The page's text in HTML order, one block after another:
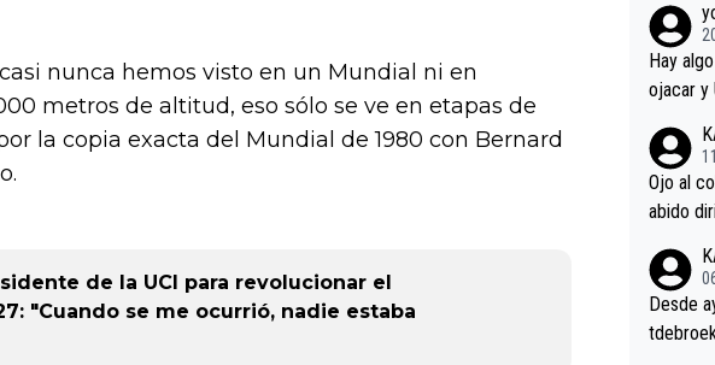
nunca hemos visto en un Mundial ni en
metros de altitud, eso sólo se ve en etapas de
la copia exacta del Mundial de 1980 con Bernard
de la UCI para revolucionar el
"Cuando se me ocurrió, nadie estaba
rd
en la
Hay
ojacar y
casi sin
la mano
oques
o
n
Ojo al
Desde